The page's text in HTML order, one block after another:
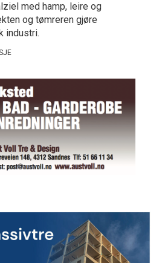
med hamp, leire og
og tømreren gjøre
industri.